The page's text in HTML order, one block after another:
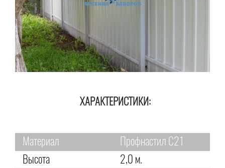
ХАРАКТЕРИСТИКИ:
Материал
Профнастил С21
Высота
2,0 м.